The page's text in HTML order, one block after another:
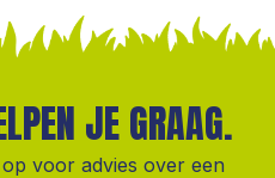
JE GRAAG.
voor advies over een